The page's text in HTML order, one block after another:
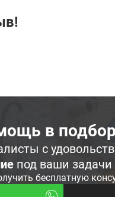
в
с
под ваши
бесплатную